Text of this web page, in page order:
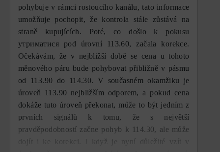
pohybuje v rámci rostoucího kanálu, tato informace
umožňuje pochopit, že kontrola stále zůstává na
straně kupujících. Poté, co došlo k pokusu
утриматися pod úrovní 113.60, začala korekce.
Očekávám, že v nejbližší době se cena u tohoto
měnového páru bude pohybovat přibližně v pásmu
od 113.90 do 114.30. V současném okamžiku je
úroveň 113.90 nejbližším odporem, a pokud cena
dokáže tuto úroveň překonat, může to být jedním z
prvních signálů k tomu, že s největší
pravděpodobností začne pohyb k 114.30, ale může
dojít i ke korekci. I když je nyní důležité vzít v